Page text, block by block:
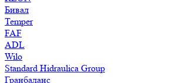
Бивал
Temper
FAF
ADL
Wilo
Standard Hidraulica Group
Гранбаланс